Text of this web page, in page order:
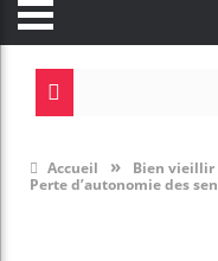
Accueil » Bien vieillir
Perte d’autonomie des